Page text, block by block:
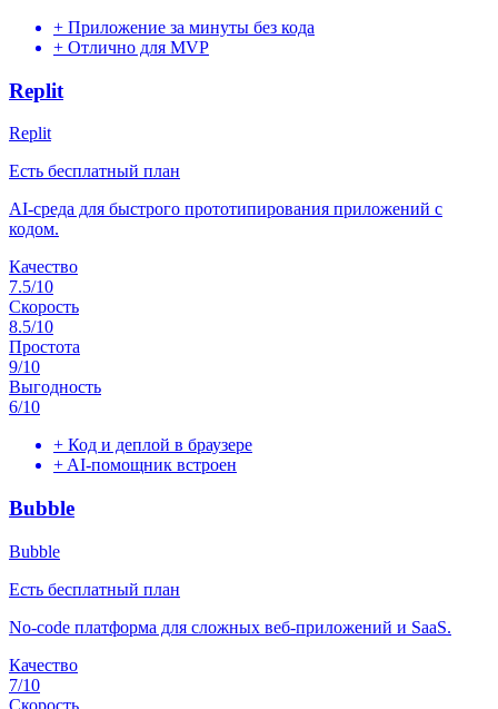
+ Приложение за минуты без кода
+ Отлично для MVP
Replit
Replit
Есть бесплатный план
AI-среда для быстрого прототипирования приложений с
кодом.
Качество
7.5/10
Скорость
8.5/10
Простота
9/10
Выгодность
6/10
+ Код и деплой в браузере
+ AI-помощник встроен
Bubble
Bubble
Есть бесплатный план
No-code платформа для сложных веб-приложений и SaaS.
Качество
7/10
Скорость